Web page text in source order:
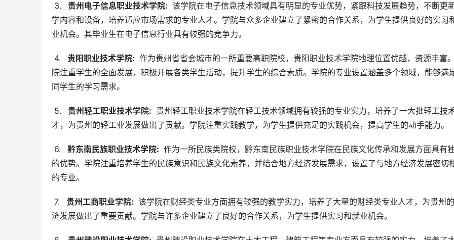
3.
  贵州电子信息职业技术学院:
该学院在电子信息技术领域具有明显的专业优势，紧跟科技发展趋势，不断更
学内容和设备，培养适应市场需求的专业人才。学院与众多企业建立了紧密的合作关系，为学生提供良好的实习
业机会。其毕业生在电子信息行业具有较强的竞争力。
4.
  贵阳职业技术学院:
作为贵州省省会城市的一所重要高职院校，贵阳职业技术学院地理位置优越，资源丰富
院注重学生的全面发展，积极开展各类学生活动，提升学生的综合素质。学院的专业设置涵盖多个领域，能够满
同学生的学习需求。
5.
  贵州轻工职业技术学院:
贵州轻工职业技术学院在轻工技术领域拥有较强的专业实力，培养了一大批轻工技
才，为贵州的轻工业发展做出了贡献。学院注重实践教学，为学生提供充足的实践机会，提高学生的动手能力。
6.
  黔东南民族职业技术学院:
作为一所民族类院校，黔东南民族职业技术学院在民族文化传承和发展方面具有
的优势。学院注重培养学生的民族意识和民族文化素养，并结合地方经济发展需求，设置了与地方经济发展密切
的专业。
7.
  贵州工商职业学院:
该学院在财经类专业方面拥有较强的教学实力，培养了大量的财经类专业人才，为贵州
济发展做出了重要贡献。学院与许多企业建立了良好的合作关系，为学生提供实习和就业机会。